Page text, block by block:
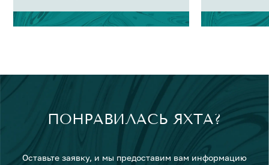
ПОНРАВИЛАСЬ ЯХТА?
Оставьте заявку, и мы предоставим вам информацию